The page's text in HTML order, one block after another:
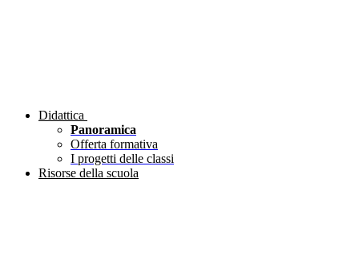
Didattica
Panoramica
Offerta formativa
I progetti delle classi
Risorse della scuola